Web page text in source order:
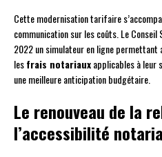
Cette modernisation tarifaire
communication sur les coûts. Le
2022 un simulateur en ligne permettant
lesfrais notariauxapplicables à
une meilleure anticipation budgétaire.
Le renouveau de la
l’accessibilité